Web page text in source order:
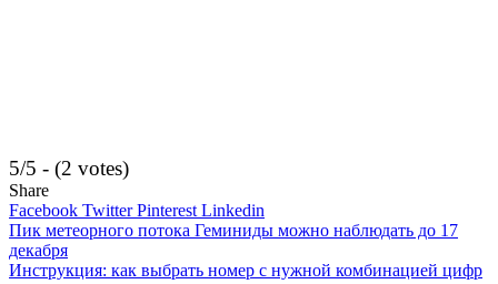
5/5 - (2 votes)
Share
Facebook TwitterPinterest Linkedin
Навігація
записів
Пик метеорного потока Геминиды можно наблюдать до 17
декабря
Инструкция: как выбрать номер с нужной комбинацией цифр